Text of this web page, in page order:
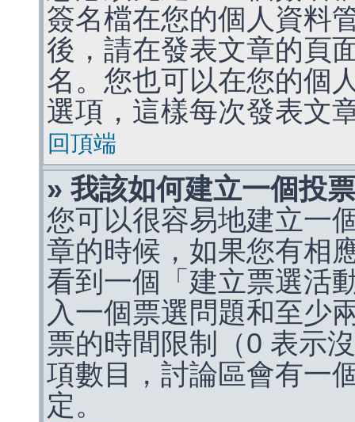
簽名檔在您的個人資料
後，請在發表文章的頁
名。您也可以在您的個
選項，這樣每次發表文
回頂端
» 我該如何建立一個投
您可以很容易地建立一
章的時候，如果您有相
看到一個「建立票選活
入一個票選問題和至少
票的時間限制（0 表示
項數目，討論區會有一
定。